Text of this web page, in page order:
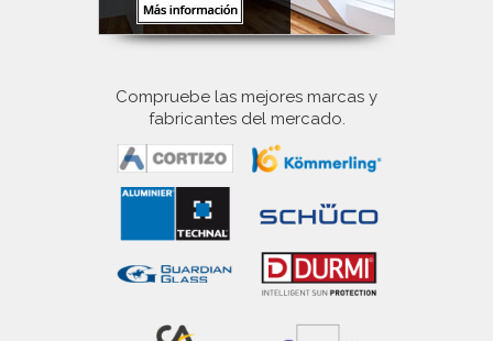
Compruebe las mejores marcas y
fabricantes del mercado.